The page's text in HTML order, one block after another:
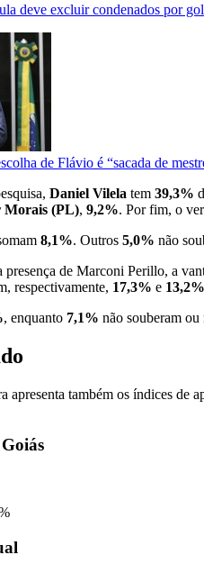
deve excluir condenados por
de Flávio é “sacada de
Daniel Vilela tem 39,3%
Morais (PL), 9,2%. Por fim, o
8,1%. Outros 5,0% não
presença de Marconi Perillo, a
respectivamente, 17,3% e 13,2%
, enquanto 7,1% não souberam ou
apresenta também os índices de